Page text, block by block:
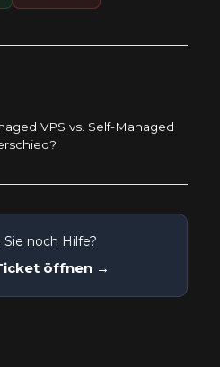
VPS vs. Self-Managed
Sie noch Hilfe?
öffnen →